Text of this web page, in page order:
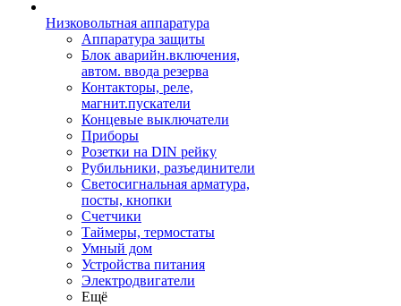
Низковольтная аппаратура
Аппаратура защиты
Блок аварийн.включения,
автом. ввода резерва
Контакторы, реле,
магнит.пускатели
Концевые выключатели
Приборы
Розетки на DIN рейку
Рубильники, разъединители
Светосигнальная арматура,
посты, кнопки
Счетчики
Таймеры, термостаты
Умный дом
Устройства питания
Электродвигатели
Ещё